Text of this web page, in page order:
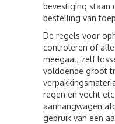
bevestiging staan
bestelling van
De regels voor
controleren of
meegaat, zelf
voldoende groot
regen en vocht
aanhangwagen
gebruik van een